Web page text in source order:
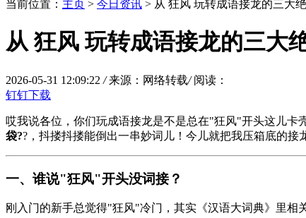
当前位置： 主页 > 今日资讯 > 从 狂风 玩转成语接龙的三大
从 狂风 玩转成语接龙的三大
2026-05-31 12:09:22 / 来源：网络转载/ 阅读：
钉钉下载
哎我说各位，你们玩成语接龙是不是总在"狂风"开头这儿
袋??，抖搂抖搂能倒出一串妙词儿！今儿就把我压箱底的接
一、谁说"狂风"开头没词接？
刚入门的新手总觉得"狂风"冷门，其实《汉语大词典》里相